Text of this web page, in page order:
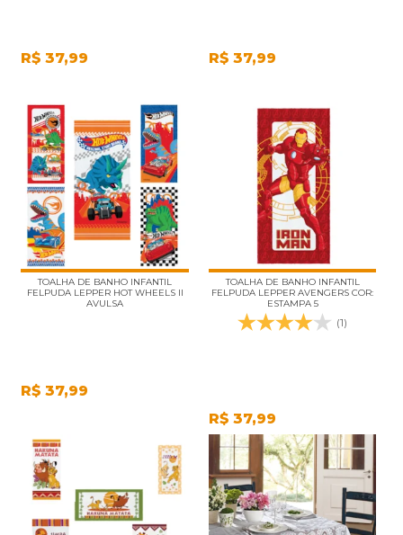
R$ 37,99 R$ 37,99
TOALHA DE BANHO INFANTIL
FELPUDA LEPPER HOT WHEELS II
AVULSA
R$ 37,99
TOALHA DE BANHO INFANTIL
FELPUDA LEPPER AVENGERS COR:
ESTAMPA 5
(1)
R$ 37,99